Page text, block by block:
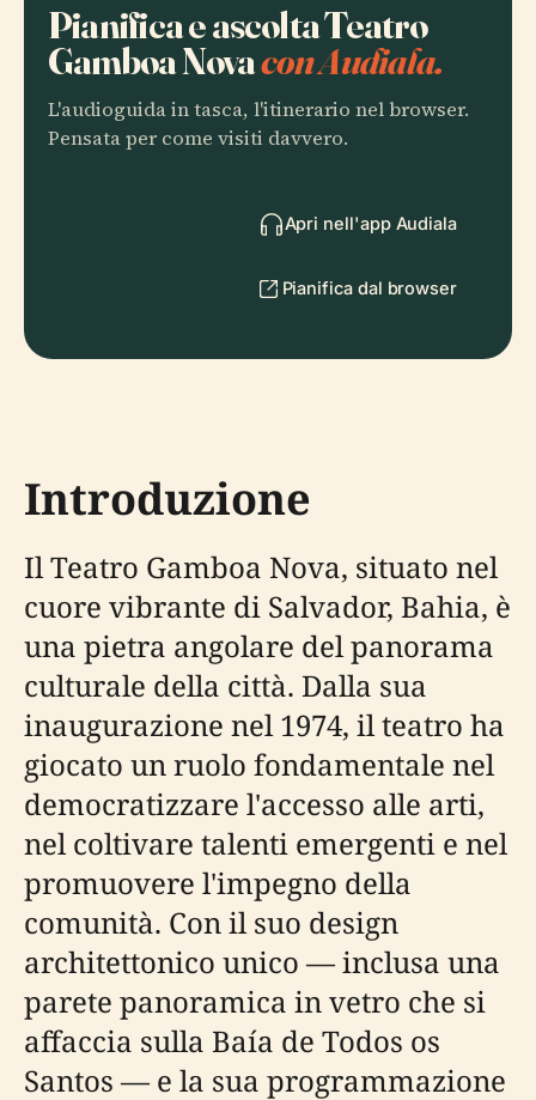
Pianifica e ascolta Teatro
Gamboa Novacon Audiala.
L'audioguida in tasca, l'itinerario nel browser.
Pensata per come visiti davvero.
Apri nell'app Audiala
Pianifica dal browser
Introduzione
Il Teatro Gamboa Nova, situato nel
cuore vibrante di Salvador, Bahia, è
una pietra angolare del panorama
culturale della città. Dalla sua
inaugurazione nel 1974, il teatro ha
giocato un ruolo fondamentale nel
democratizzare l'accesso alle arti,
nel coltivare talenti emergenti e nel
promuovere l'impegno della
comunità. Con il suo design
architettonico unico — inclusa una
parete panoramica in vetro che si
affaccia sulla Baía de Todos os
Santos — e la sua programmazione